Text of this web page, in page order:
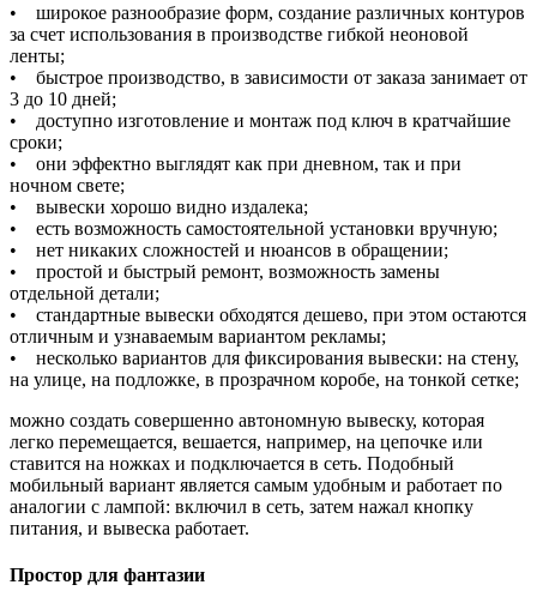
• широкое разнообразие форм, создание различных контуров
за счет использования в производстве гибкой неоновой
ленты;
• быстрое производство, в зависимости от заказа занимает от
3 до 10 дней;
• доступно изготовление и монтаж под ключ в кратчайшие
сроки;
• они эффектно выглядят как при дневном, так и при
ночном свете;
• вывески хорошо видно издалека;
• есть возможность самостоятельной установки вручную;
• нет никаких сложностей и нюансов в обращении;
• простой и быстрый ремонт, возможность замены
отдельной детали;
• стандартные вывески обходятся дешево, при этом остаются
отличным и узнаваемым вариантом рекламы;
• несколько вариантов для фиксирования вывески: на стену,
на улице, на подложке, в прозрачном коробе, на тонкой сетке;
можно создать совершенно автономную вывеску, которая
легко перемещается, вешается, например, на цепочке или
ставится на ножках и подключается в сеть. Подобный
мобильный вариант является самым удобным и работает по
аналогии с лампой: включил в сеть, затем нажал кнопку
питания, и вывеска работает.
Простор для фантазии